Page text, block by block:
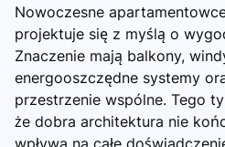
Nowoczesne
projektuje się z myślą o
Znaczenie mają balkony,
energooszczędne systemy
przestrzenie wspólne. Tego
że dobra architektura nie
wpływa na całe